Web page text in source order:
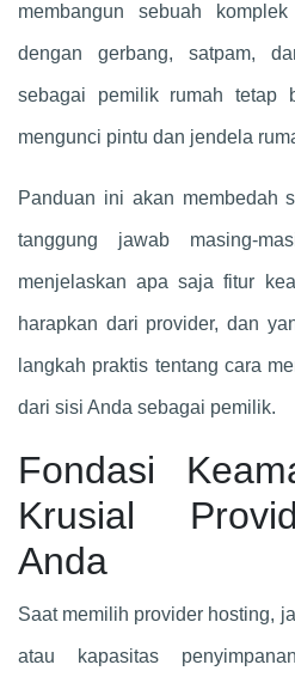
membangun sebuah
dengan gerbang, satpam,
sebagai pemilik rumah tetap
mengunci pintu dan jendela
Panduan ini akan membedah
tanggung jawab masing-
menjelaskan apa saja fitur
harapkan dari provider, dan
langkah praktis tentang cara
dari sisi Anda sebagai pemilik.
Fondasi
Krusial
Anda
Saat memilih provider hosting,
atau kapasitas